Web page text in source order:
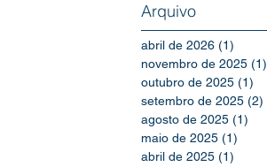
Arquivo
abril de 2026 (1)
novembro de 2025 (1)
outubro de 2025 (1)
setembro de 2025 (2)
agosto de 2025 (1)
maio de 2025 (1)
abril de 2025 (1)